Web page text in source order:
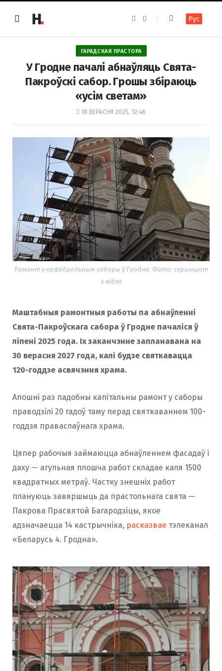
e
b
o
o
k
t
a
r
a
m
Рус
ГАРАДСКАЯ ПРАСТОРА
У Гродне пачалі абнаўляць Свята-
Пакроўскі сабор. Грошы збіраюць
«усім светам»
18 ВЕРАСНЯ 2025, 12:46
Рамонт у кафедральным саборы ў Гродне. Фота: скрыншот
з відэа
Маштабныя рамонтныя работы па абнаўленні
Свята-Пакроўскага сабора ў Гродне пачаліся ў
ліпені 2025 года. Іх заканчэнне запланавана на
30 верасня 2027 года, калі будзе святкавацца
120-годдзе асвячэння храма.
Апошні раз падобны капітальны рамонт у саборы
праводзілі 20 гадоў таму перад святкаваннем 100-
годдзя праваслаўнага храма.
Цяпер рабочыя займаюцца абнаўленнем фасадаў і
даху — агульная плошча работ складае каля 1500
квадратных метраў. Частку знешніх работ
плануюць завяршыць да прастольнага свята —
Пакрова Прасвятой Багародзіцы, якое
адзначаецца 14 кастрычніка, расказвае тэлеканал
«Беларусь 4. Гродна».